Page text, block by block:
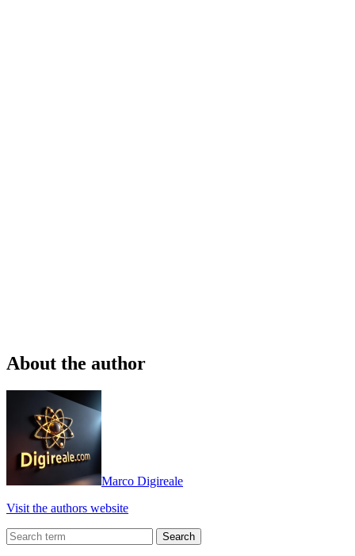
About the author
Marco Digireale
Visit the authors website
Search